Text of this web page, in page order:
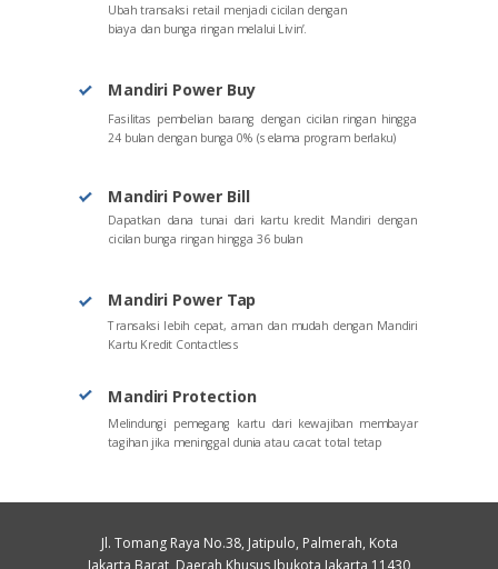
Ubah transaksi retail menjadi cicilan dengan
biaya dan bunga ringan melalui Livin’.
Mandiri Power Bill
Dapatkan dana tunai dari kartu kredit Mandiri dengan
cicilan bunga ringan hingga 36 bulan
Mandiri Power Tap
Transaksi lebih cepat, aman dan mudah dengan Mandiri
Kartu Kredit Contactless
Mandiri Power Buy
Fasilitas pembelian barang dengan cicilan ringan hingga
24 bulan dengan bunga 0% (selama program berlaku)
Mandiri Protection
Melindungi pemegang kartu dari kewajiban membayar
tagihan jika meninggal dunia atau cacat total tetap
Jl. Tomang Raya No.38, Jatipulo, Palmerah, Kota
Jakarta Barat, Daerah Khusus Ibukota Jakarta 11430